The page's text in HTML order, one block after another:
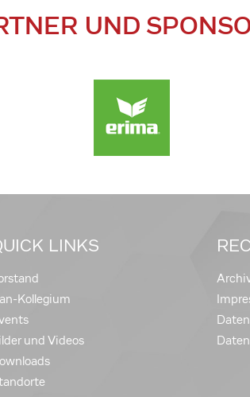
UND
LINKS
Kollegium
und Videos